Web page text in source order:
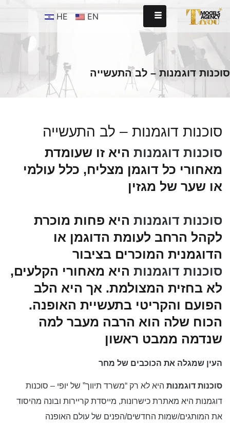
EN
HE
סוכנות דוגמנות – לב התעשייה
סוכנות דוגמנות – לב התעשייה
סוכנות דוגמנות היא זו שעומדת
מאחורי כל דוגמן מצליח, כלל עולמי
או שער של מגזין
סוכנות דוגמנות היא פחות מוכרת
לקהל הרחב לעומת הדוגמן או
הדוגמנית המוכרים בציבור
סוכנות דוגמנות היא מאחורי הקלעים,
לא בחזית המצולמת. אך היא הלב
הפועם והקריטי בתעשיית האופנה.
הכוח שלה הוא הרבה מעבר למה
שנדמה ממבט ראשון
העין שמגלה את הכוכבים של מחר
סוכנות דוגמנות היא לא רק “משרד תיווך” של יופי – סוכנות
דוגמנות היא מאתרת כישרונות, מייסדת קריירות ובונה מהיסוד
את המותגים/שמות החדשים/הפנים של עולם האופנה